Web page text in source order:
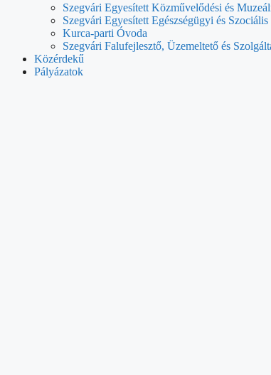
Szegvári Egyesített Közművelődési és
Szegvári Egyesített Egészségügyi és
Kurca-parti Óvoda
Szegvári Falufejlesztő, Üzemeltető és
Közérdekű
Pályázatok